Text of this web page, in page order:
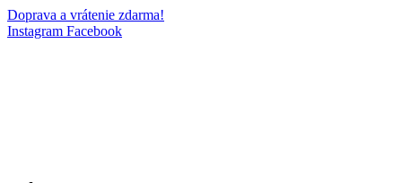
Doprava a vrátenie zdarma!
Instagram Facebook